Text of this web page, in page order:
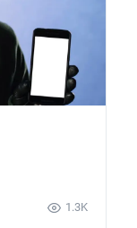
1.3K